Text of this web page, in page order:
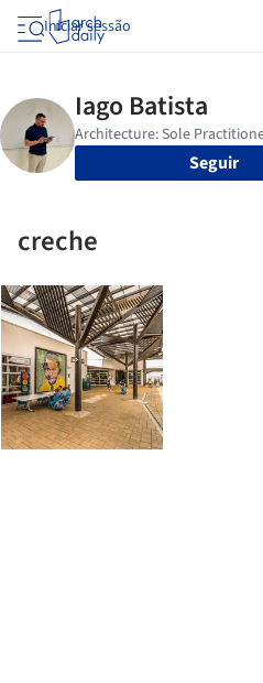
Iniciar sessão
Seguir
creche